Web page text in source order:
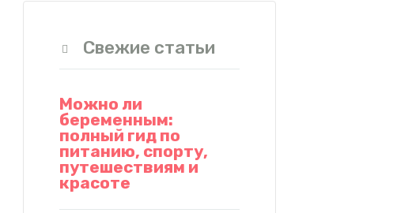
Свежие статьи
Можно ли
беременным:
полный гид по
питанию, спорту,
путешествиям и
красоте